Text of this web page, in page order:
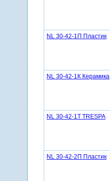
NL 30-42-1П Пластик
NL 30-42-1К Керамика
NL 30-42-1Т TRESPA
NL 30-42-2П Пластик